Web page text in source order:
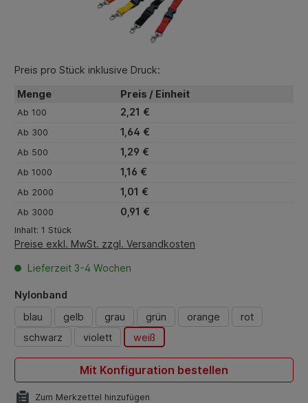
Preis pro Stück inklusive Druck:
Menge Preis / Einheit
Ab 100 2,21 €
Ab 300 1,64 €
Ab 500 1,29 €
Ab 1000 1,16 €
Ab 2000 1,01 €
Ab 3000 0,91 €
Inhalt: 1 Stück
Preise exkl. MwSt. zzgl. Versandkosten
Lieferzeit 3-4 Wochen
Nylonband
blau
gelb grau grün orange
rot
schwarz
violett weiß
Mit Konfiguration bestellen
Zum Merkzettel hinzufügen